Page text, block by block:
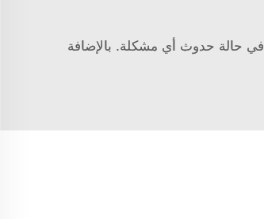
في حالة حدوث أي مشكلة. بالإضافة